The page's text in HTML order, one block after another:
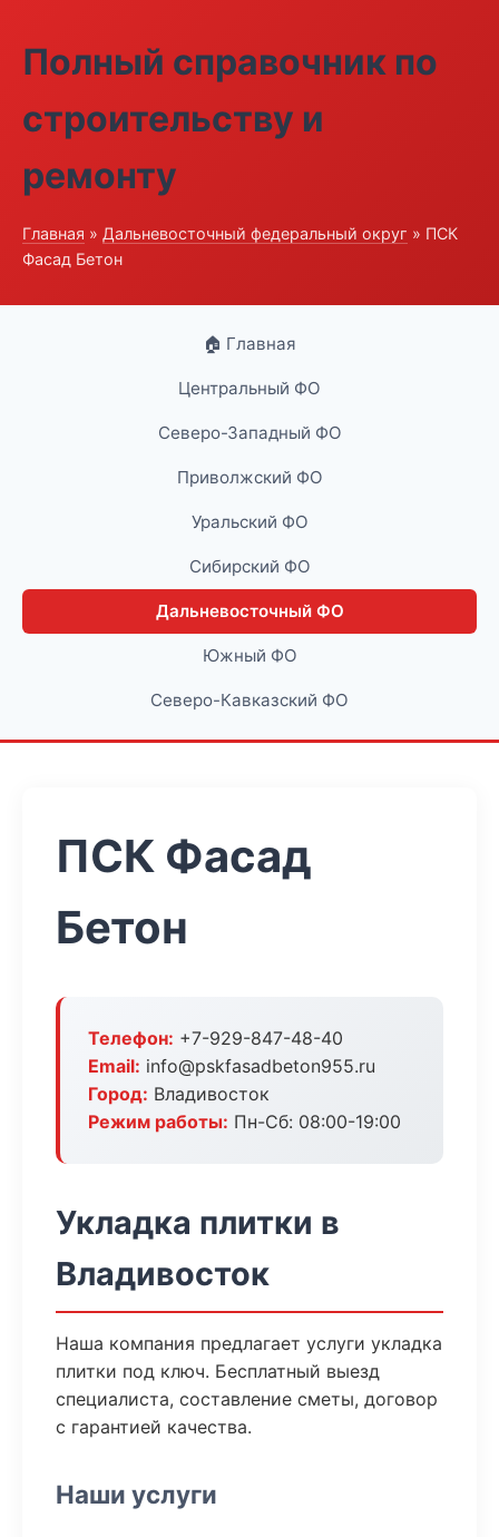
Полный справочник по
строительству и
ремонту
Главная » Дальневосточный федеральный округ » ПСК
Фасад Бетон
🏠 Главная
Центральный ФО
Северо-Западный ФО
Приволжский ФО
Уральский ФО
Сибирский ФО
Дальневосточный ФО
Южный ФО
Северо-Кавказский ФО
ПСК Фасад
Бетон
Телефон: +7-929-847-48-40
Email: info@pskfasadbeton955.ru
Город: Владивосток
Режим работы: Пн-Сб: 08:00-19:00
Укладка плитки в
Владивосток
Наша компания предлагает услуги укладка
плитки под ключ. Бесплатный выезд
специалиста, составление сметы, договор
с гарантией качества.
Наши услуги